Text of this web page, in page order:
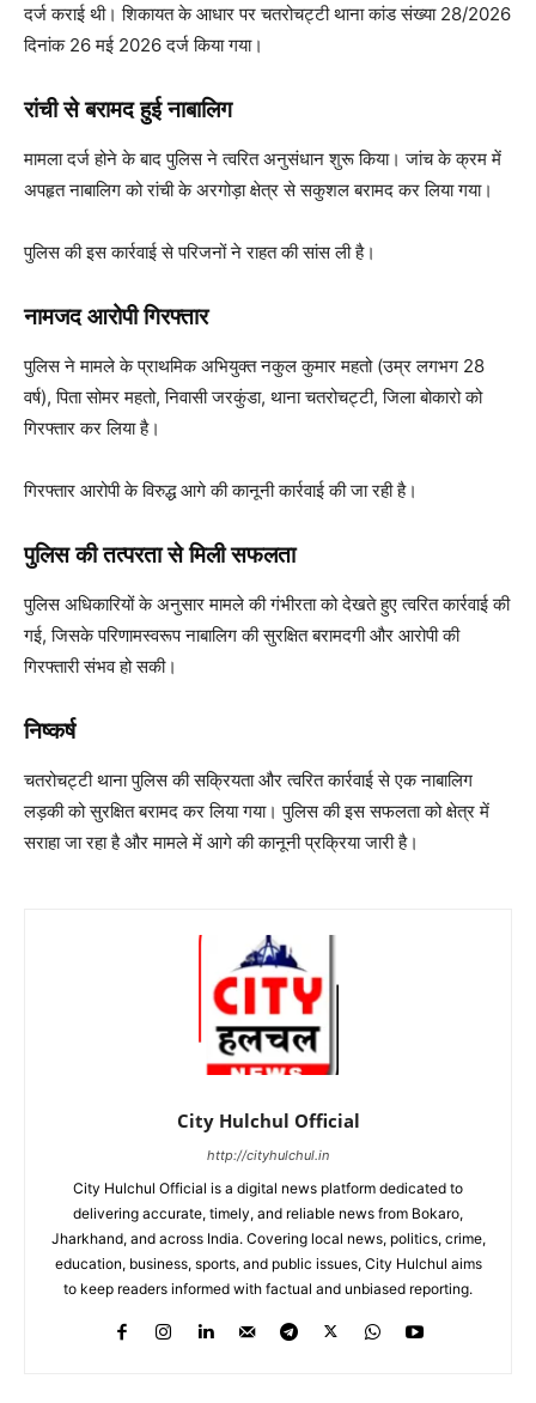
दर्ज कराई थी। शिकायत के आधार पर चतरोचट्टी थाना कांड संख्या 28/2026
दिनांक 26 मई 2026 दर्ज किया गया।
रांची से बरामद हुई नाबालिग
मामला दर्ज होने के बाद पुलिस ने त्वरित अनुसंधान शुरू किया। जांच के क्रम में
अपहृत नाबालिग को रांची के अरगोड़ा क्षेत्र से सकुशल बरामद कर लिया गया।
पुलिस की इस कार्रवाई से परिजनों ने राहत की सांस ली है।
नामजद आरोपी गिरफ्तार
पुलिस ने मामले के प्राथमिक अभियुक्त नकुल कुमार महतो (उम्र लगभग 28
वर्ष), पिता सोमर महतो, निवासी जरकुंडा, थाना चतरोचट्टी, जिला बोकारो को
गिरफ्तार कर लिया है।
गिरफ्तार आरोपी के विरुद्ध आगे की कानूनी कार्रवाई की जा रही है।
पुलिस की तत्परता से मिली सफलता
पुलिस अधिकारियों के अनुसार मामले की गंभीरता को देखते हुए त्वरित कार्रवाई की
गई, जिसके परिणामस्वरूप नाबालिग की सुरक्षित बरामदगी और आरोपी की
गिरफ्तारी संभव हो सकी।
निष्कर्ष
चतरोचट्टी थाना पुलिस की सक्रियता और त्वरित कार्रवाई से एक नाबालिग
लड़की को सुरक्षित बरामद कर लिया गया। पुलिस की इस सफलता को क्षेत्र में
सराहा जा रहा है और मामले में आगे की कानूनी प्रक्रिया जारी है।
City Hulchul Official
http://cityhulchul.in
City Hulchul Official is a digital news platform dedicated to
delivering accurate, timely, and reliable news from Bokaro,
Jharkhand, and across India. Covering local news, politics, crime,
education, business, sports, and public issues, City Hulchul aims
to keep readers informed with factual and unbiased reporting.